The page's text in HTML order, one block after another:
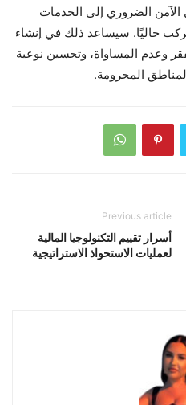
الضروري إلى الخدمات
حاليًا. سيساعد ذلك في إنشاء
وعدم المساواة، وتحسين نوعية
المحرومة.
Previous article
أسرار تقييم التكنولوجيا المالية
لعمليات الاستحواذ الاستراتيجية